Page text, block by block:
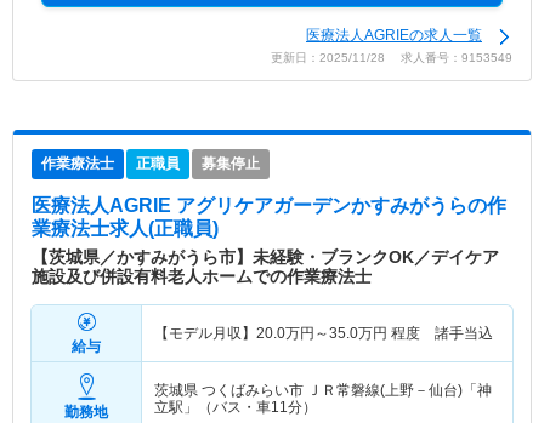
医療法人AGRIEの求人一覧
更新日：2025/11/28 求人番号：9153549
作業療法士 正職員 募集停止
医療法人AGRIE アグリケアガーデンかすみがうらの作
業療法士求人(正職員)
【茨城県／かすみがうら市】未経験・ブランクOK／デイケア
施設及び併設有料老人ホームでの作業療法士
給与
【モデル月収】 20.0万円～35.0万円 程度 諸手当込
勤務地
茨城県 つくばみらい市 ＪＲ常磐線(上野－仙台)「神
立駅」（バス・車11分）